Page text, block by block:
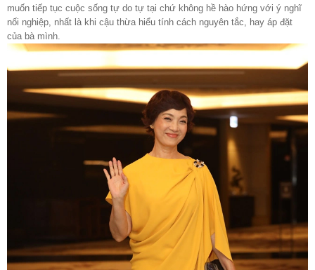
muốn tiếp tục cuộc sống tự do tự tại chứ không hề hào hứng với ý nghĩ
nối nghiệp, nhất là khi cậu thừa hiểu tính cách nguyên tắc, hay áp đặt
của bà mình.